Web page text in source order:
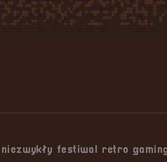
festiwal retro